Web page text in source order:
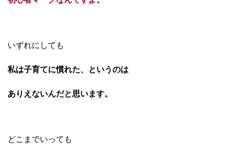
いずれにしても
私は子育てに慣れた、というのは
ありえないんだと思います。
どこまでいっても